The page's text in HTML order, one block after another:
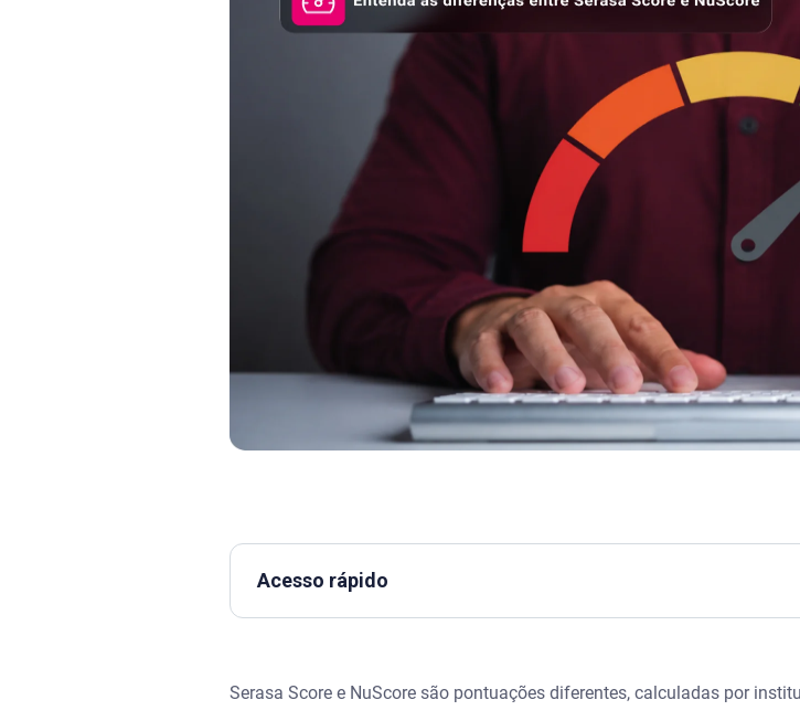
Acesso rápido
Quais fatores influenciam o Serasa Score?
Serasa Score e NuScore são pontuações diferentes, calculadas por